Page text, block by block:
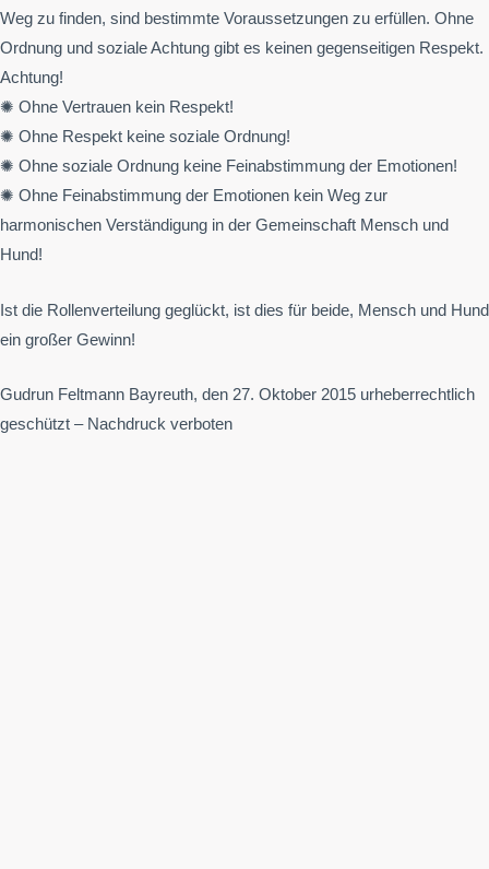
Weg zu finden, sind bestimmte Voraussetzungen zu erfüllen. Ohne
Ordnung und soziale Achtung gibt es keinen gegenseitigen Respekt.
Achtung!
✺ Ohne Vertrauen kein Respekt!
✺ Ohne Respekt keine soziale Ordnung!
✺ Ohne soziale Ordnung keine Feinabstimmung der Emotionen!
✺ Ohne Feinabstimmung der Emotionen kein Weg zur
harmonischen Verständigung in der Gemeinschaft Mensch und
Hund!
Ist die Rollenverteilung geglückt, ist dies für beide, Mensch und Hund
ein großer Gewinn!
Gudrun Feltmann Bayreuth, den 27. Oktober 2015 urheberrechtlich
geschützt – Nachdruck verboten